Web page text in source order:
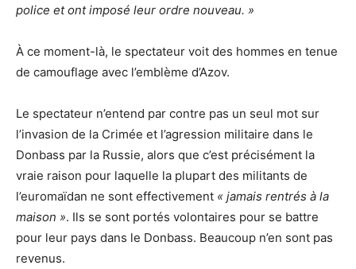
police et ont imposé leur ordre nouveau. »
À ce moment-là, le spectateur voit des hommes en tenue
de camouflage avec l’emblème d’Azov.
Le spectateur n’entend par contre pas un seul mot sur
l’invasion de la Crimée et l’agression militaire dans le
Donbass par la Russie, alors que c’est précisément la
vraie raison pour laquelle la plupart des militants de
l’euromaïdan ne sont effectivement « jamais rentrés à la
maison ». Ils se sont portés volontaires pour se battre
pour leur pays dans le Donbass. Beaucoup n’en sont pas
revenus.